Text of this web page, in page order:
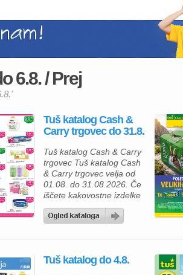
6.8. / Prej
Tuš katalog Cash &
Carry trgovec do 31.8.
Tuš katalog Cash & Carry
trgovec Tuš katalog Cash
& Carry trgovec velja od
01.08. do 31.08.2026. Če
iščete kakovostne izdelke
za gostinsko dejavnost ali
večje nakupe po ugodnih
avgustovska ponudba Tuš
navdušila. V katalogu
Tuš katalog do 4.8.